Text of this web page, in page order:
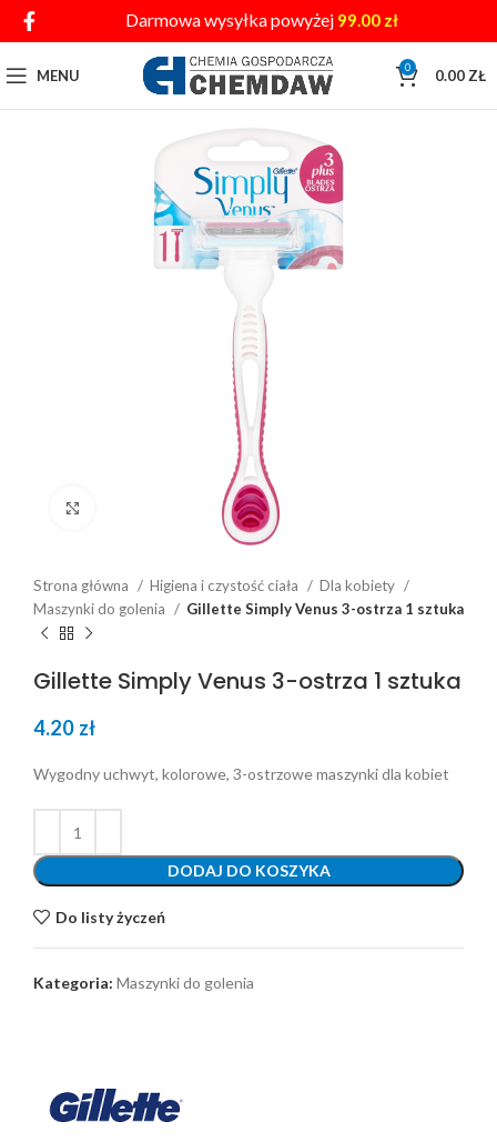
Darmowa wysyłka powyżej 99.00 zł
MENU 0 0.00 ZŁ
Strona główna Higiena i czystość ciała
Dla kobiety
Maszynki do golenia
Gillette Simply Venus 3-ostrza 1 sztuka
Gillette Simply Venus 3-ostrza 1 sztuka
4.20 zł
Wygodny uchwyt, kolorowe, 3-ostrzowe maszynki dla kobiet
DODAJ DO KOSZYKA
Do listy życzeń
Kategoria: Maszynki do golenia